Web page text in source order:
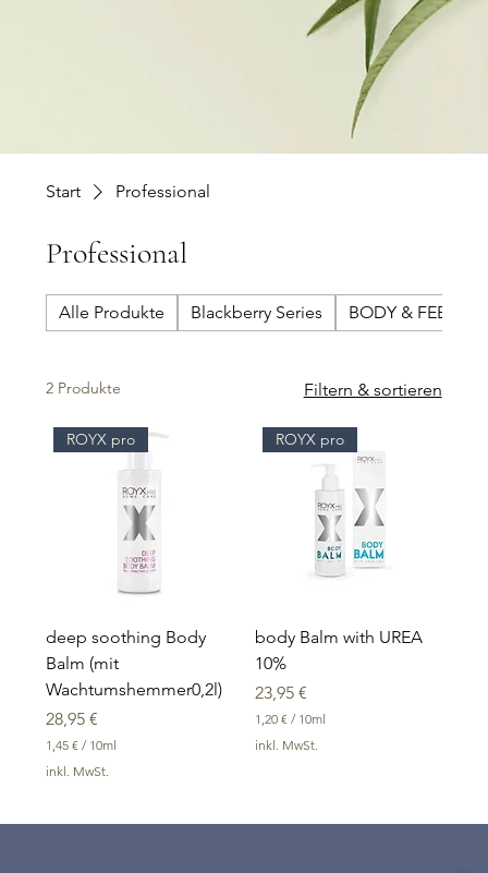
Start Professional
Professional
Alle Produkte Blackberry Series BODY & FEET
2 Produkte Filtern & sortieren
ROYX pro
deep soothing Body
Balm (mit
Wachtumshemmer0,2l)
Preis
28,95 €
1,45 € / 10ml
,
inkl. MwSt.
ROYX pro
body Balm with UREA
10%
Preis
23,95 €
1,20 € / 10ml
,
€
inkl. MwSt.